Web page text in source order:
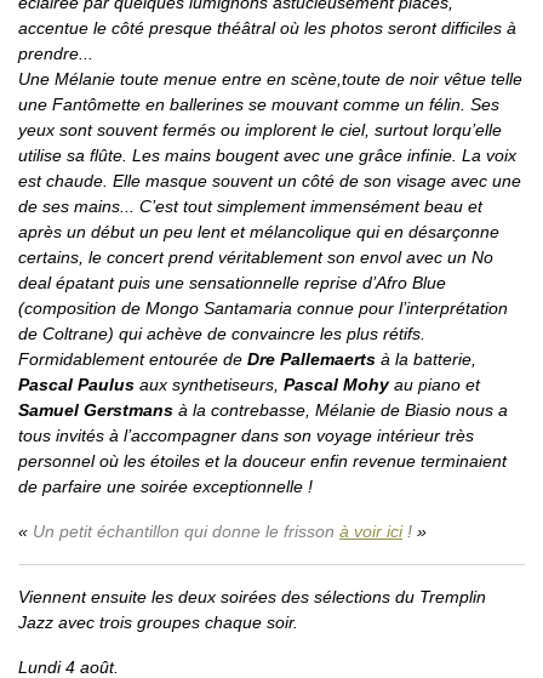
accentue le côté presque théâtral où les photos seront difficiles à
prendre...
Une Mélanie toute menue entre en scène,toute de noir vêtue telle
une Fantômette en ballerines se mouvant comme un félin. Ses
yeux sont souvent fermés ou implorent le ciel, surtout lorqu’elle
utilise sa flûte. Les mains bougent avec une grâce infinie. La voix
est chaude. Elle masque souvent un côté de son visage avec une
de ses mains... C’est tout simplement immensément beau et
après un début un peu lent et mélancolique qui en désarçonne
certains, le concert prend véritablement son envol avec un No
dealépatant puis une sensationnelle reprise d’Afro Blue
(composition de Mongo Santamaria connue pour l’interprétation
de Coltrane) qui achève de convaincre les plus rétifs.
Formidablement entourée de Dre Pallemaerts à la batterie,
Pascal Paulus aux synthetiseurs, Pascal Mohyau piano et
Samuel Gerstmans à la contrebasse, Mélanie de Biasio nous a
tous invités à l’accompagner dans son voyage intérieur très
personnel où les étoiles et la douceur enfin revenue terminaient
de parfaire une soirée exceptionnelle !
Un petit échantillon qui donne le frisson à voir ici!
Viennent ensuite les deux soirées des sélections du Tremplin
Jazz avec trois groupes chaque soir.
Lundi 4 août.